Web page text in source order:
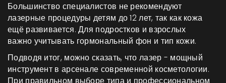
Большинство специалистов не рекомендуют
лазерные процедуры детям до 12 лет, так как кожа
ещё развивается. Для подростков и взрослых
важно учитывать гормональный фон и тип кожи.
Подводя итог, можно сказать, что лазер - мощный
инструмент в арсенале современной косметологии.
При правильном выборе типа и профессиональном